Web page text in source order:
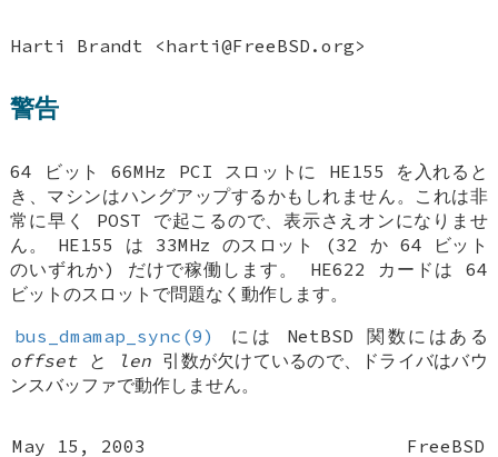
Harti Brandt <harti@FreeBSD.org>
警告
64 ビット 66MHz PCI スロットに HE155 を入れると
き、マシンはハングアップするかもしれません。これは非
常に早く POST で起こるので、表示さえオンになりませ
ん。 HE155 は 33MHz のスロット (32 か 64 ビット
のいずれか) だけで稼働します。 HE622 カードは 64
ビットのスロットで問題なく動作します。
bus_dmamap_sync(9)
には NetBSD 関数にはある
offsetと len 引数が欠けているので、ドライバはバウ
ンスバッファで動作しません。
May 15, 2003 FreeBSD